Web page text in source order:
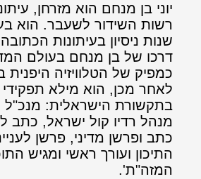
יוני בן מנחם הוא מזרחן,
רשות השידור לשעבר. הוא
שנות ניסיון בעיתונות
דרכו של בן מנחם בעולם
כמפיק של הטלוויזיה היפנית
לאחר מכן, הוא מילא
בתקשורת הישראלית: מנכ"ל
מנהל רדיו קול ישראל, כתב
כתב ופרשן מדיני, פרשן
התיכון ועורך ראשי ומגיש
המזה"ת'.